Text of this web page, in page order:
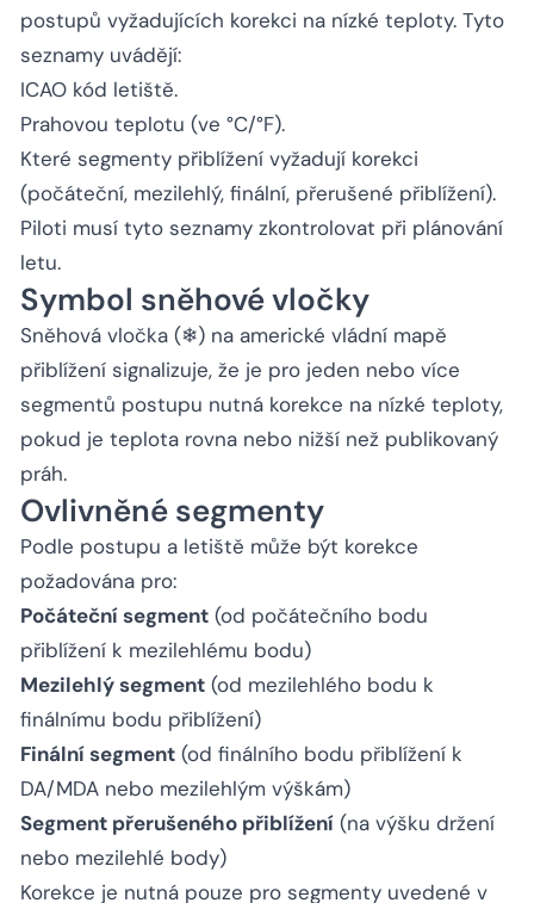
postupů vyžadujících korekci na nízké teploty. Tyto
seznamy uvádějí:
ICAO kód letiště.
Prahovou teplotu (ve °C/°F).
Které segmenty přiblížení vyžadují korekci
(počáteční, mezilehlý, finální, přerušené přiblížení).
Piloti musí tyto seznamy zkontrolovat při plánování
letu.
Symbol sněhové vločky
Sněhová vločka (❄) na americké vládní mapě
přiblížení signalizuje, že je pro jeden nebo více
segmentů postupu nutná korekce na nízké teploty,
pokud je teplota rovna nebo nižší než publikovaný
práh.
Ovlivněné segmenty
Podle postupu a letiště může být korekce
požadována pro:
Počáteční segment (od počátečního bodu
přiblížení k mezilehlému bodu)
Mezilehlý segment (od mezilehlého bodu k
finálnímu bodu přiblížení)
Finální segment (od finálního bodu přiblížení k
DA/MDA nebo mezilehlým výškám)
Segment přerušeného přiblížení (na výšku držení
nebo mezilehlé body)
Korekce je nutná pouze pro segmenty uvedené v